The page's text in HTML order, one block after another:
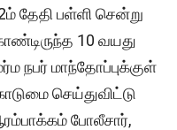
தேதி பள்ளி சென்று
10 வயது
நபர் மாந்தோப்புக்குள்
செய்துவிட்டு
போலீசார்,